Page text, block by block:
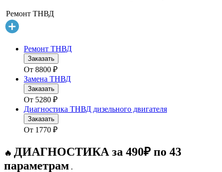
Ремонт ТНВД
Ремонт ТНВД
Заказать
От 8800 ₽
Замена ТНВД
Заказать
От 5280 ₽
Диагностика ТНВД дизельного двигателя
Заказать
От 1770 ₽
🔥 ДИАГНОСТИКА за 490₽ по 43
параметрам .